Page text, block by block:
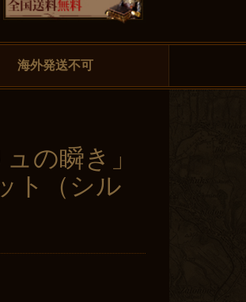
海外発送不可
の瞬き」
ト（シル